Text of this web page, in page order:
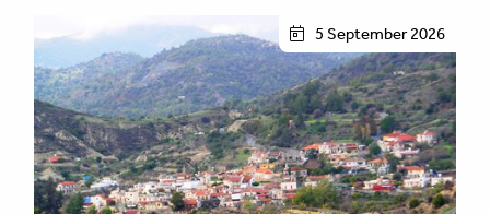
5 September 2026